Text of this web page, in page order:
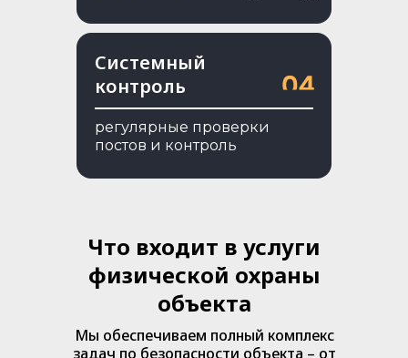
регулярные проверки
постов и контроль
Системный
контроль
Что входит в услуги
физической охраны
объекта
Мы обеспечиваем полный комплекс
задач по безопасности объекта – от